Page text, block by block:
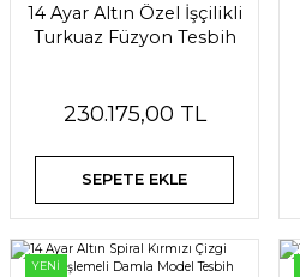
14 Ayar Altın Özel İşçilikli
Turkuaz Füzyon Tesbih
230.175,00 TL
SEPETE EKLE
YENİ